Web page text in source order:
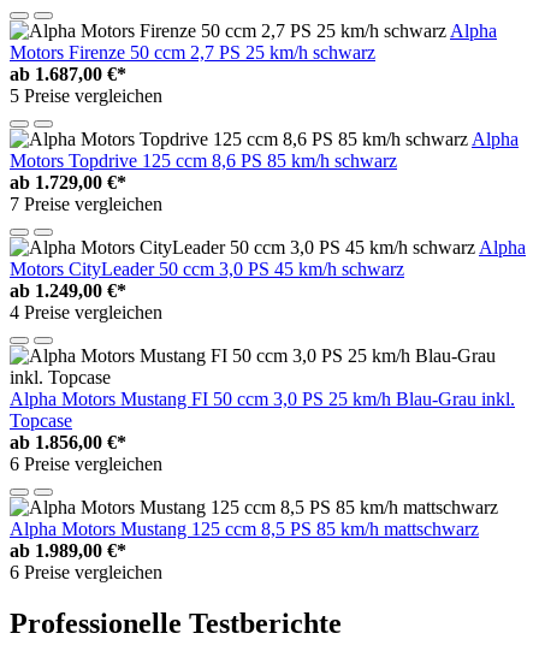
Alpha
Motors Firenze 50 ccm 2,7 PS 25 km/h schwarz
ab 1.687,00 €*
5 Preise vergleichen
Alpha
Motors Topdrive 125 ccm 8,6 PS 85 km/h schwarz
ab 1.729,00 €*
7 Preise vergleichen
Alpha
Motors CityLeader 50 ccm 3,0 PS 45 km/h schwarz
ab 1.249,00 €*
4 Preise vergleichen
Alpha Motors Mustang FI 50 ccm 3,0 PS 25 km/h Blau-Grau inkl.
Topcase
ab 1.856,00 €*
6 Preise vergleichen
Alpha Motors Mustang 125 ccm 8,5 PS 85 km/h mattschwarz
ab 1.989,00 €*
6 Preise vergleichen
Professionelle Testberichte